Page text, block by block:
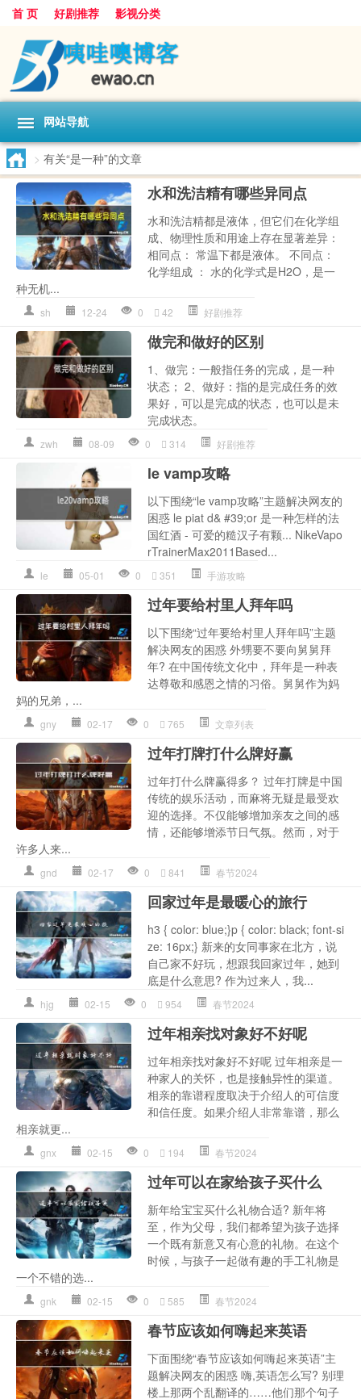
首 页 好剧推荐 影视分类
网站导航
> 有关“是一种”的文章
水和洗洁精有哪些异同点
水和洗洁精都是液体，但它们在化学组
成、物理性质和用途上存在显著差异：
相同点： 常温下都是液体。 不同点：
化学组成 ： 水的化学式是H2O，是一
种无机...
sh 12-24 0 42 好剧推荐
做完和做好的区别
1、做完：一般指任务的完成，是一种
状态； 2、做好：指的是完成任务的效
果好，可以是完成的状态，也可以是未
完成状态。
zwh 08-09 0 314 好剧推荐
le vamp攻略
以下围绕“le vamp攻略”主题解决网友的
困惑 le piat d& #39;or 是一种怎样的法
国红酒 - 可爱的糙汉子有颗... NikeVapo
rTrainerMax2011Based...
le 05-01 0 351 手游攻略
过年要给村里人拜年吗
以下围绕“过年要给村里人拜年吗”主题
解决网友的困惑 外甥要不要向舅舅拜
年? 在中国传统文化中，拜年是一种表
达尊敬和感恩之情的习俗。舅舅作为妈
妈的兄弟，...
gny 02-17 0 765 文章列表
过年打牌打什么牌好赢
过年打什么牌赢得多？ 过年打牌是中国
传统的娱乐活动，而麻将无疑是最受欢
迎的选择。不仅能够增加亲友之间的感
情，还能够增添节日气氛。然而，对于
许多人来...
gnd 02-17 0 841 春节2024
回家过年是最暖心的旅行
h3 { color: blue;}p { color: black; font-si
ze: 16px;} 新来的女同事家在北方，说
自己家不好玩，想跟我回家过年，她到
底是什么意思? 作为过来人，我...
hjg 02-15 0 954 春节2024
过年相亲找对象好不好呢
过年相亲找对象好不好呢 过年相亲是一
种家人的关怀，也是接触异性的渠道。
相亲的靠谱程度取决于介绍人的可信度
和信任度。如果介绍人非常靠谱，那么
相亲就更...
gnx 02-15 0 194 春节2024
过年可以在家给孩子买什么
新年给宝宝买什么礼物合适? 新年将
至，作为父母，我们都希望为孩子选择
一个既有新意又有心意的礼物。在这个
时候，与孩子一起做有趣的手工礼物是
一个不错的选...
gnk 02-15 0 585 春节2024
春节应该如何嗨起来英语
下面围绕“春节应该如何嗨起来英语”主
题解决网友的困惑 嗨,英语怎么写? 别理
楼上那两个乱翻译的……他们那个句子